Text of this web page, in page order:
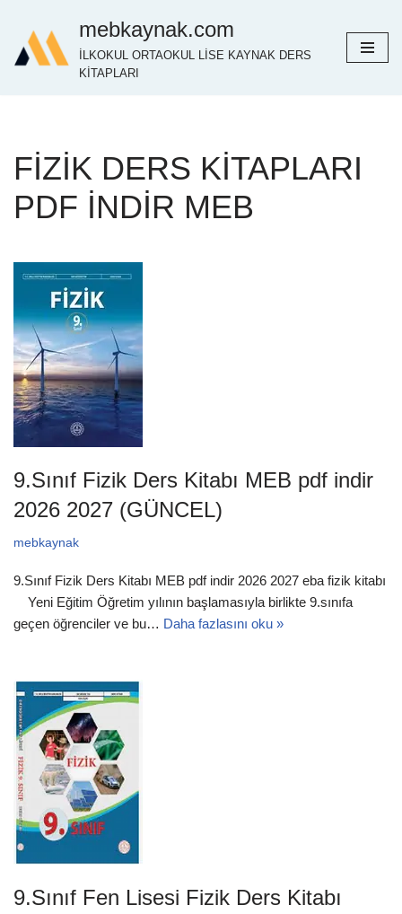
İçeriğe
geç
mebkaynak.com
İLKOKUL ORTAOKUL LİSE KAYNAK DERS
KİTAPLARI
FİZİK DERS KİTAPLARI
PDF İNDİR MEB
9.Sınıf Fizik Ders Kitabı MEB pdf indir
2026 2027 (GÜNCEL)
mebkaynak
9.Sınıf Fizik Ders Kitabı MEB pdf indir 2026 2027 eba fizik kitabı
Yeni Eğitim Öğretim yılının başlamasıyla birlikte 9.sınıfa
geçen öğrenciler ve bu… Daha fazlasını oku »
9.Sınıf Fen Lisesi Fizik Ders Kitabı